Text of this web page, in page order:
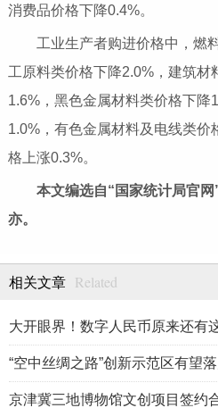
消费品价格下降0.4%。
工业生产者购进价格中，燃
工原料类价格下降2.0%，建筑材
1.6%，黑色金属材料类价格下降
1.0%，有色金属材料及电线类价
格上涨0.3%。
本文编选自“国家统计局官
亦。
相关文章 Related
大开眼界！数字人民币原来还有
“空中丝绸之路”创新示范区有望
京津冀三地博物馆文创项目签约